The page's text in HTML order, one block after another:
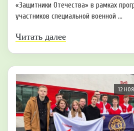
«Защитники Отечества» в рамках
участников специальной военной ...
Читать далее
12